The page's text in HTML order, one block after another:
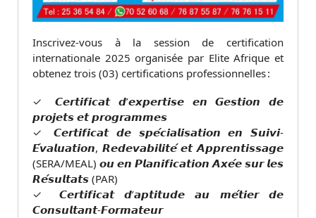
Inscrivez-vous à la session de certification
internationale 2025 organisée par Elite Afrique et
obtenez trois (03) certifications professionnelles :
✓ 𝘾𝙚𝙧𝙩𝙞𝙛𝙞𝙘𝙖𝙩 𝙙’𝙚𝙭𝙥𝙚𝙧𝙩𝙞𝙨𝙚 𝙚𝙣 𝙂𝙚𝙨𝙩𝙞𝙤𝙣 𝙙𝙚
𝙥𝙧𝙤𝙟𝙚𝙩𝙨 𝙚𝙩 𝙥𝙧𝙤𝙜𝙧𝙖𝙢𝙢𝙚𝙨
✓ 𝘾𝙚𝙧𝙩𝙞𝙛𝙞𝙘𝙖𝙩 𝙙𝙚 𝙨𝙥𝙚́𝙘𝙞𝙖𝙡𝙞𝙨𝙖𝙩𝙞𝙤𝙣 𝙚𝙣 𝙎𝙪𝙞𝙫𝙞-
𝙀́𝙫𝙖𝙡𝙪𝙖𝙩𝙞𝙤𝙣, 𝙍𝙚𝙙𝙚𝙫𝙖𝙗𝙞𝙡𝙞𝙩𝙚́ 𝙚𝙩 𝘼𝙥𝙥𝙧𝙚𝙣𝙩𝙞𝙨𝙨𝙖𝙜𝙚
(SERA/MEAL) 𝙤𝙪 𝙚𝙣 𝙋𝙡𝙖𝙣𝙞𝙛𝙞𝙘𝙖𝙩𝙞𝙤𝙣 𝘼𝙭𝙚́𝙚 𝙨𝙪𝙧 𝙡𝙚𝙨
𝙍𝙚́𝙨𝙪𝙡𝙩𝙖𝙩𝙨 (PAR)
✓ 𝘾𝙚𝙧𝙩𝙞𝙛𝙞𝙘𝙖𝙩 𝙙’𝙖𝙥𝙩𝙞𝙩𝙪𝙙𝙚 𝙖𝙪 𝙢𝙚́𝙩𝙞𝙚𝙧 𝙙𝙚
𝘾𝙤𝙣𝙨𝙪𝙡𝙩𝙖𝙣𝙩-𝙁𝙤𝙧𝙢𝙖𝙩𝙚𝙪𝙧